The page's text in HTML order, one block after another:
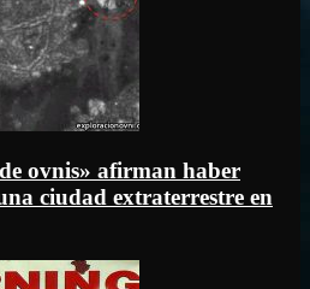
ovnis» afirman haber
ciudad extraterrestre en